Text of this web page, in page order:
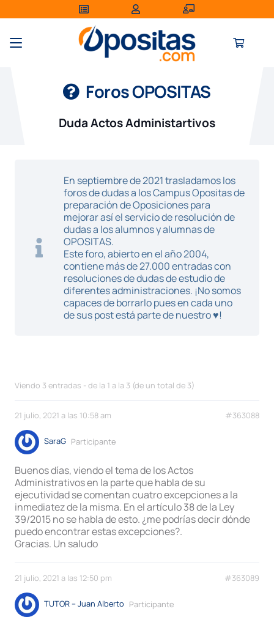
Foros OPOSITAS
Duda Actos Administartivos
En septiembre de 2021 trasladamos los
foros de dudas a los Campus Opositas de
preparación de Oposiciones para
mejorar así el servicio de resolución de
dudas a los alumnos y alumnas de
OPOSITAS.
Este foro, abierto en el año 2004,
contiene más de 27.000 entradas con
resoluciones de dudas de estudio de
diferentes administraciones. ¡No somos
capaces de borrarlo pues en cada uno
de sus post está parte de nuestro ♥!
Viendo 3 entradas - de la 1 a la 3 (de un total de 3)
21 julio, 2021 a las 10:58 am #363088
SaraG Participante
Buenos días, viendo el tema de los Actos
Administrativos en la parte que habla de su
ejecutividad se comentan cuatro excepciones a la
inmediatez de la misma. En el artículo 38 de la Ley
39/2015 no se habla de esto. ¿me podrías decir dónde
puedo encontrar estas excepciones?.
Gracias. Un saludo
21 julio, 2021 a las 12:50 pm #363089
TUTOR – Juan Alberto Participante